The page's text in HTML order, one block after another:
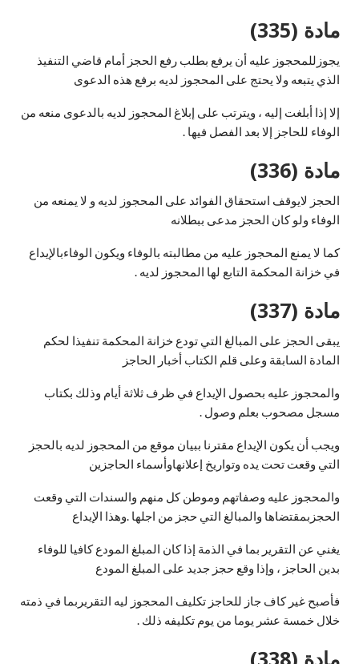
مادة (335)
يجوزللمحجوز عليه أن يرفع بطلب رفع الحجز أمام قاضي التنفيذ
الذي يتبعه ولا يحتج على المحجوز لديه برفع هذه الدعوى
إلا إذا أبلغت إليه ، ويترتب على إبلاغ المحجوز لديه بالدعوى منعه من
الوفاء للحاجز إلا بعد الفصل فيها .
مادة (336)
الحجز لايوقف استحقاق الفوائد على المحجوز لديه و لا يمنعه من
الوفاء ولو كان الحجز مدعى ببطلانه
كما لا يمنع المحجوز عليه من مطالبته بالوفاء ويكون الوفاءبالإيداع
في خزانة المحكمة التابع لها المحجوز لديه .
مادة (337)
يبقى الحجز على المبالغ التي تودع خزانة المحكمة تنفيذا لحكم
المادة السابقة وعلى قلم الكتاب أخبار الحاجز
والمحجوز عليه بحصول الإيداع في ظرف ثلاثة أيام وذلك بكتاب
مسجل مصحوب بعلم وصول .
ويجب أن يكون الإيداع مقترنا ببيان موقع من المحجوز لديه بالحجز
التي وقعت تحت يده وتواريخ إعلانهاوأسماء الحاجزين
والمحجوز عليه وصفاتهم وموطن كل منهم والسندات التي وقعت
الحجزبمقتضاها والمبالغ التي حجز من اجلها .وهذا الإيداع
يغني عن التقرير بما في الذمة إذا كان المبلغ المودع كافيا للوفاء
بدين الحاجز ، وإذا وقع حجز جديد على المبلغ المودع
فأصبح غير كاف جاز للحاجز تكليف المحجوز ليه التقريربما في ذمته
خلال خمسة عشر يوما من يوم تكليفه ذلك .
مادة (338)